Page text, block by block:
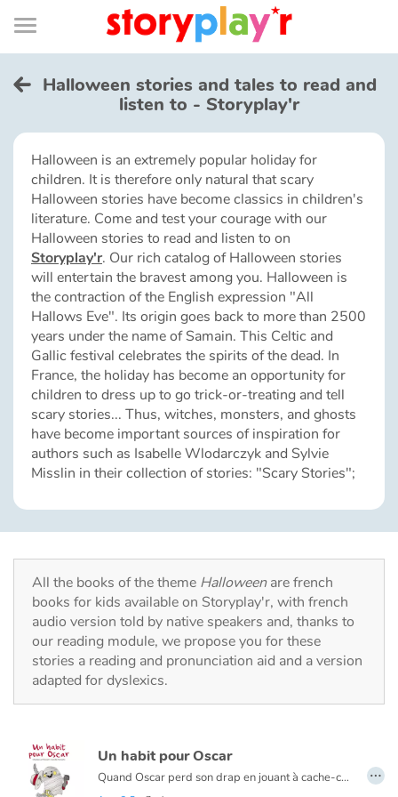
Connexion
Bibliothèque
de
page
Menu ➜
Try for free
Library
Awards
Home
Tales and classics in french
Fable, myth, literature and poetry
Princesses and princes, kings, queens and dragons
Ogres, monsters and witches
Ecology, nature, seasons
The animals
Travel, epic, investigation, adventure
Learning
Halloween stories and tales to read and
listen to - Storyplay'r
Halloween is an extremely popular holiday for
children. It is therefore only natural that scary
Halloween stories have become classics in children's
literature. Come and test your courage with our
Halloween stories to read and listen to on
Storyplay'r. Our rich catalog of Halloween stories
will entertain the bravest among you. Halloween is
the contraction of the English expression "All
Hallows Eve". Its origin goes back to more than 2500
years under the name of Samain. This Celtic and
Gallic festival celebrates the spirits of the dead. In
France, the holiday has become an opportunity for
children to dress up to go trick-or-treating and tell
scary stories... Thus, witches, monsters, and ghosts
have become important sources of inspiration for
authors such as Isabelle Wlodarczyk and Sylvie
Misslin in their collection of stories: "Scary Stories";
All the books of the theme Halloweenare french
books for kids available on Storyplay'r, with french
audio version told by native speakers and, thanks to
our reading module, we propose you for these
stories a reading and pronunciation aid and a version
adapted for dyslexics.
Un habit pour Oscar
Quand Oscar perd son drap en jouant à cache-cache avec Francis, c’est toute une aventure qui commence.
…